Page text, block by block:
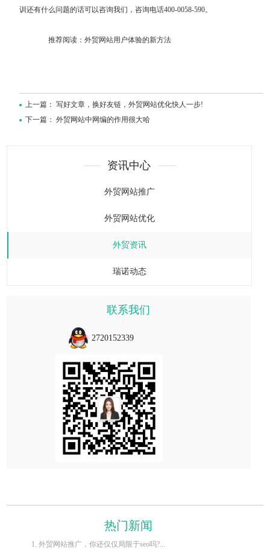
训还有什么问题的话可以咨询我们，咨询电话400-0058-590。
推荐阅读：外贸网站用户体验的新方法
上一篇：写好文章，换好友链，外贸网站优化快人一步!
下一篇：外贸网站中网编的作用很大哈
资讯中心
外贸网站推广
外贸网站优化
外贸资讯
瑞诺动态
联系我们
2720152339
热门新闻
1. 外贸网站推广，你还仅仅局限于seo吗?...